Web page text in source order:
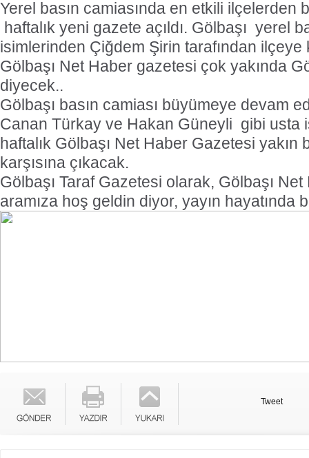
Yerel basın camiasında en etkili ilçelerden
haftalık yeni gazete açıldı. Gölbaşı yerel
isimlerinden Çiğdem Şirin tarafından ilçeye
Gölbaşı Net Haber gazetesi çok yakında
diyecek..
Gölbaşı basın camiası büyümeye devam
Canan Türkay ve Hakan Güneyli gibi usta
haftalık Gölbaşı Net Haber Gazetesi yakın
karşısına çıkacak.
Gölbaşı Taraf Gazetesi olarak, Gölbaşı
aramıza hoş geldin diyor, yayın hayatında
Tweet